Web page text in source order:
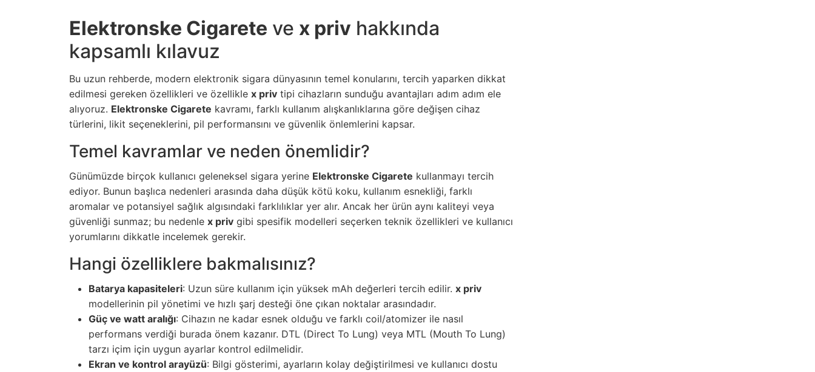
Elektronske Cigarete ve x priv hakkında
kapsamlı kılavuz
Bu uzun rehberde, modern elektronik sigara dünyasının temel konularını, tercih yaparken dikkat
edilmesi gereken özellikleri ve özellikle x priv tipi cihazların sunduğu avantajları adım adım ele
alıyoruz. Elektronske Cigarete kavramı, farklı kullanım alışkanlıklarına göre değişen cihaz
türlerini, likit seçeneklerini, pil performansını ve güvenlik önlemlerini kapsar.
Temel kavramlar ve neden önemlidir?
Günümüzde birçok kullanıcı geleneksel sigara yerine Elektronske Cigarete kullanmayı tercih
ediyor. Bunun başlıca nedenleri arasında daha düşük kötü koku, kullanım esnekliği, farklı
aromalar ve potansiyel sağlık algısındaki farklılıklar yer alır. Ancak her ürün aynı kaliteyi veya
güvenliği sunmaz; bu nedenle x priv gibi spesifik modelleri seçerken teknik özellikleri ve kullanıcı
yorumlarını dikkatle incelemek gerekir.
Hangi özelliklere bakmalısınız?
Batarya kapasiteleri: Uzun süre kullanım için yüksek mAh değerleri tercih edilir. x priv
modellerinin pil yönetimi ve hızlı şarj desteği öne çıkan noktalar arasındadır.
Güç ve watt aralığı: Cihazın ne kadar esnek olduğu ve farklı coil/atomizer ile nasıl
performans verdiği burada önem kazanır. DTL (Direct To Lung) veya MTL (Mouth To Lung)
tarzı içim için uygun ayarlar kontrol edilmelidir.
Ekran ve kontrol arayüzü: Bilgi gösterimi, ayarların kolay değiştirilmesi ve kullanıcı dostu